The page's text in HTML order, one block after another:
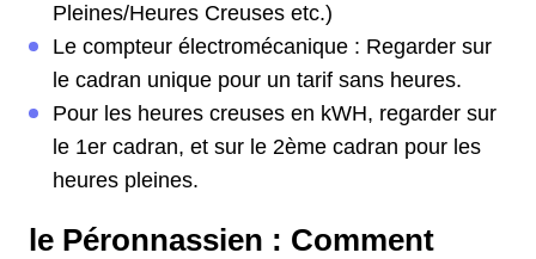
Pleines/Heures Creuses etc.)
Le compteur électromécanique : Regarder sur
le cadran unique pour un tarif sans heures.
Pour les heures creuses en kWH, regarder sur
le 1er cadran, et sur le 2ème cadran pour les
heures pleines.
le Péronnassien : Comment